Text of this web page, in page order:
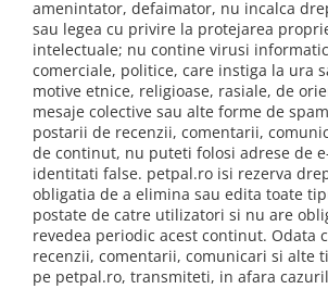
amenintator, defaimator, nu incalca
sau legea cu privire la protejarea
intelectuale; nu contine virusi
comerciale, politice, care instiga la ura
motive etnice, religioase, rasiale, de
mesaje colective sau alte forme de
postarii de recenzii, comentarii,
de continut, nu puteti folosi adrese de
identitati false. petpal.ro isi rezerva
obligatia de a elimina sau edita toate
postate de catre utilizatori si nu are
revedea periodic acest continut. Odata
recenzii, comentarii, comunicari si alte
pe petpal.ro, transmiteti, in afara